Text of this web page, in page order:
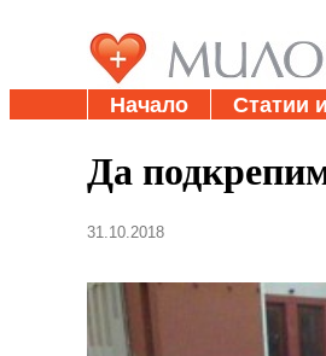
Начало Статии
Да
31.10.2018